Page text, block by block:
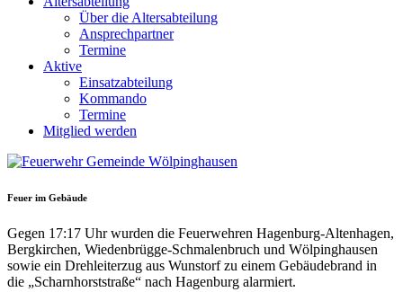
Über die Altersabteilung
Ansprechpartner
Termine
Aktive
Einsatzabteilung
Kommando
Termine
Mitglied werden
Feuer im Gebäude
Gegen 17:17 Uhr wurden die Feuerwehren Hagenburg-Altenhagen,
Bergkirchen, Wiedenbrügge-Schmalenbruch und Wölpinghausen
sowie ein Drehleiterzug aus Wunstorf zu einem Gebäudebrand in
die „Scharnhorststraße“ nach Hagenburg alarmiert.